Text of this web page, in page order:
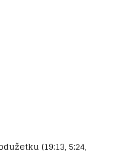
(19:13, 5:24,